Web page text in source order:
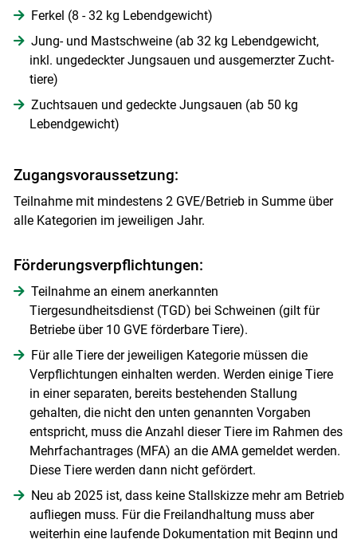
Skip to main content
Ferkel (8 - 32 kg Lebend­gewicht)
Jung- und Mastschweine (ab 32 kg Lebendgewicht,
inkl. ungedeckter Jung­sauen und ausgemerzter Zucht­
tiere)
Zuchtsauen und gedeckte Jungsauen (ab 50 kg
Lebendgewicht)
Zugangsvoraussetzung:
Teilnahme mit mindestens 2 GVE/​Betrieb in Summe über
alle Kategorien im jeweiligen Jahr.
Förderungsverpflichtungen:
Teilnahme an einem anerkannten
Tiergesundheitsdienst (TGD) bei Schweinen (gilt für
Betriebe über 10 GVE förderbare Tiere).
Für alle Tiere der jeweiligen Kategorie müssen die
Verpflichtungen einhalten werden. Werden einige Tiere
in einer separaten, bereits bestehenden Stallung
gehalten, die nicht den unten genannten Vorgaben
entspricht, muss die Anzahl dieser Tiere im Rahmen des
Mehrfachantrages (MFA) an die AMA gemeldet werden.
Diese Tiere werden dann nicht gefördert.
Neu ab 2025 ist, dass keine Stallskizze mehr am Betrieb
aufliegen muss. Für die Freilandhaltung muss aber
weiterhin eine laufende Dokumentation mit Beginn und